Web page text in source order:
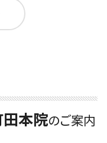
田本院のご案内